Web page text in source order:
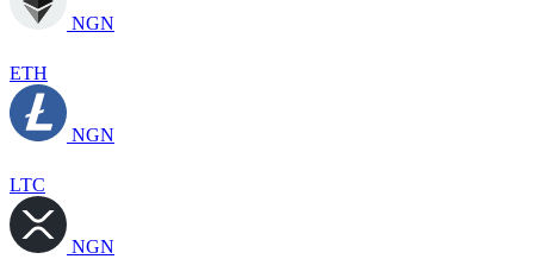
NGN
ETH
NGN
LTC
NGN